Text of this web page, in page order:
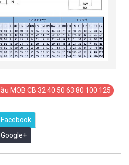
MOB CB 32 40 50 63 80 100 125